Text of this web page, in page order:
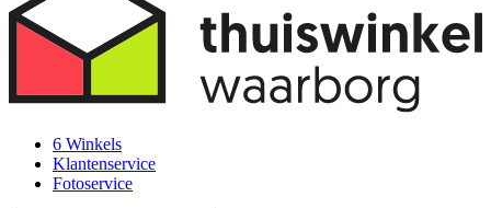
6 Winkels
Klantenservice
Fotoservice